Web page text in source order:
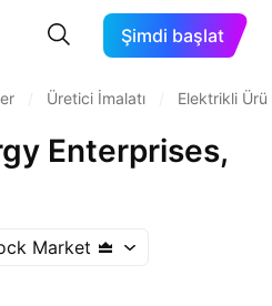
Şimdi başlat
Üretici İmalatı Elektrikli
Enterprises,
Market